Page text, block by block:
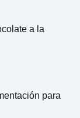
a la
para